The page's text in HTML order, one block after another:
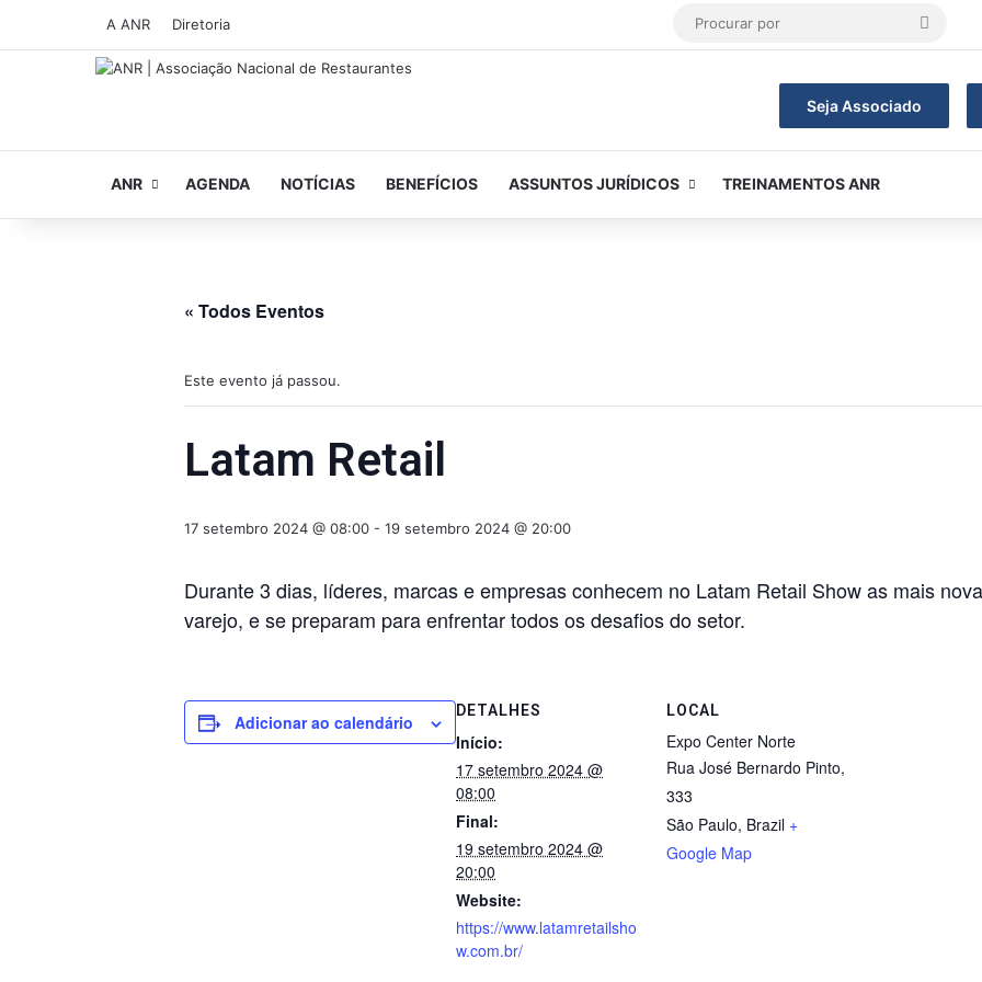
A ANR Diretoria
Seja Associado
ANR AGENDA NOTÍCIAS BENEFÍCIOS ASSUNTOS JURÍDICOS TREINAMENTOS ANR
« Todos Eventos
Este evento já passou.
Latam Retail
17 setembro 2024 @ 08:00 - 19 setembro 2024 @ 20:00
Durante 3 dias, líderes, marcas e empresas conhecem no Latam Retail Show as mais
varejo, e se preparam para enfrentar todos os desafios do setor.
Adicionar ao calendário
DETALHES
Início:
17 setembro 2024 @
08:00
Final:
19 setembro 2024 @
20:00
Website:
https://www.latamretailsho
w.com.br/
LOCAL
Expo Center Norte
Rua José Bernardo Pinto,
333
São Paulo, Brazil +
Google Map